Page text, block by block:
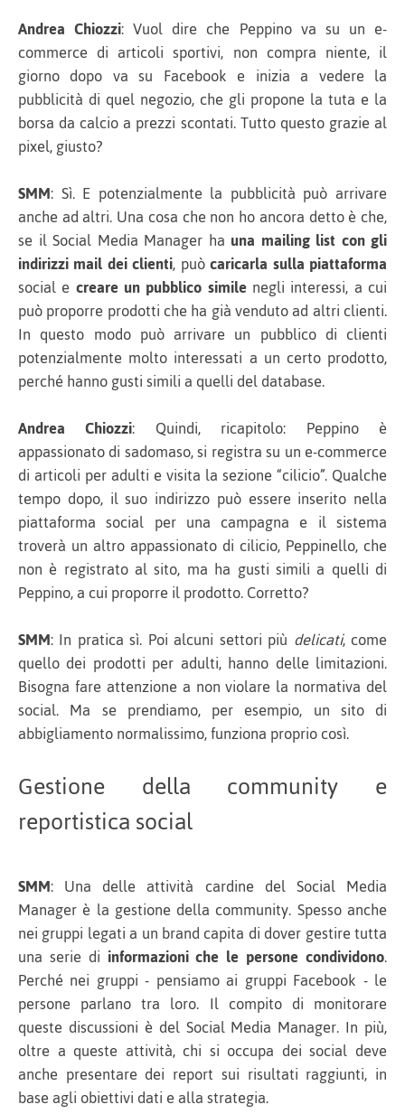
Andrea Chiozzi: Vuol dire che Peppino va su un e-
commerce di articoli sportivi, non compra niente, il
giorno dopo va su Facebook e inizia a vedere la
pubblicità di quel negozio, che gli propone la tuta e la
borsa da calcio a prezzi scontati. Tutto questo grazie al
pixel, giusto?
SMM: Sì. E potenzialmente la pubblicità può arrivare
anche ad altri. Una cosa che non ho ancora detto è che,
se il Social Media Manager ha una mailing list con gli
indirizzi mail dei clienti, puòcaricarla sulla piattaforma
social e creare un pubblico similenegli interessi, a cui
può proporre prodotti che ha già venduto ad altri clienti.
In questo modo può arrivare un pubblico di clienti
potenzialmente molto interessati a un certo prodotto,
perché hanno gusti simili a quelli del database.
Andrea Chiozzi: Quindi, ricapitolo: Peppino è
appassionato di sadomaso, si registra su un e-commerce
di articoli per adulti e visita la sezione “cilicio”. Qualche
tempo dopo, il suo indirizzo può essere inserito nella
piattaforma social per una campagna e il sistema
troverà un altro appassionato di cilicio, Peppinello, che
non è registrato al sito, ma ha gusti simili a quelli di
Peppino, a cui proporre il prodotto. Corretto?
SMM: In pratica sì. Poi alcuni settori più delicati, come
quello dei prodotti per adulti, hanno delle limitazioni.
Bisogna fare attenzione a non violare la normativa del
social. Ma se prendiamo, per esempio, un sito di
abbigliamento normalissimo, funziona proprio così.
Gestione della community e
reportistica social
SMM: Una delle attività cardine del Social Media
Manager è la gestione della community. Spesso anche
nei gruppi legati a un brand capita di dover gestire tutta
una serie di informazioni che le persone condividono.
Perché nei gruppi - pensiamo ai gruppi Facebook - le
persone parlano tra loro. Il compito di monitorare
queste discussioni è del Social Media Manager. In più,
oltre a queste attività, chi si occupa dei social deve
anche presentare dei report sui risultati raggiunti, in
base agli obiettivi dati e alla strategia.